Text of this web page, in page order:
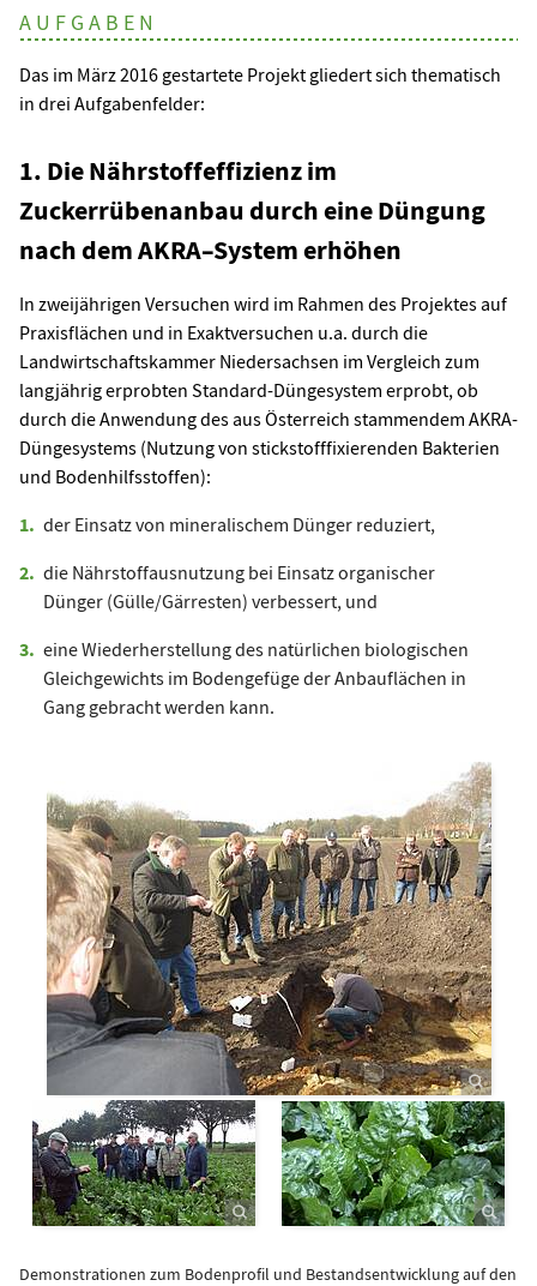
AUFGABEN
Das im März 2016 gestartete Projekt gliedert sich thematisch
in drei Aufgabenfelder:
1. Die Nährstoffeffizienz im
Zuckerrübenanbau durch eine Düngung
nach dem AKRA–System erhöhen
In zweijährigen Versuchen wird im Rahmen des Projektes auf
Praxisflächen und in Exaktversuchen u.a. durch die
Landwirtschaftskammer Niedersachsen im Vergleich zum
langjährig erprobten Standard-Düngesystem erprobt, ob
durch die Anwendung des aus Österreich stammendem AKRA-
Düngesystems (Nutzung von stickstofffixierenden Bakterien
und Bodenhilfsstoffen):
der Einsatz von mineralischem Dünger reduziert,
die Nährstoffausnutzung bei Einsatz organischer
Dünger (Gülle/Gärresten) verbessert, und
eine Wiederherstellung des natürlichen biologischen
Gleichgewichts im Bodengefüge der Anbauflächen in
Gang gebracht werden kann.
Demonstrationen zum Bodenprofil und Bestandsentwicklung auf den